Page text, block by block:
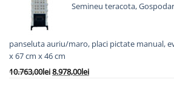
Semineu teracota,
panseluta auriu/maro, placi pictate manual,
x 67 cm x 46 cm
10.763,00leiPrețul
8.978,00leiPrețul